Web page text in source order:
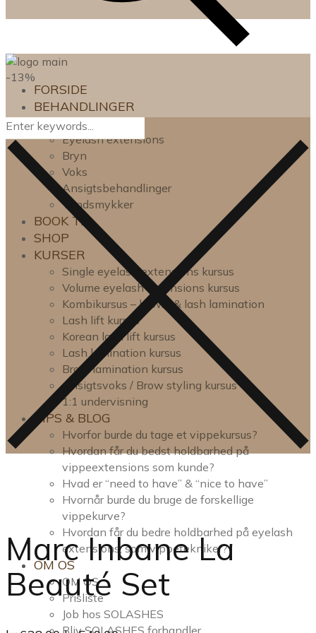
FORSIDE
BEHANDLINGER
Lash lift
Eyelash extensions
Bryn
Voks
Ansigtsbehandlinger
Tandsmykker
BOOK TID
SHOP
KURSER
Single eyelash extensions kursus
Volume eyelash extensions kursus
Kombikursus – brow- & lash lamination
Lash lift kursus
Korean lash lift kursus
Lash lamination kursus
Brow lamination kursus
Ansigtsvoks / Brow styling kursus
1:1 undervisning
TIPS & BLOG
Hvorfor burde du tage et vippekursus?
Hvordan får du bedst holdbarhed på
vippeextensions som kunde?
Hvad er “need to have” & “nice to have”
Hvornår burde du bruge de forskellige
vippekurve?
Hvordan får du bedre holdbarhed på eyelash
extensions, som vippetekniker?
OM OS
OM OS
Prisliste
Job hos SOLASHES
Bliv SOLASHES forhandler
-13%
Marc Inbane La
Beauté Set